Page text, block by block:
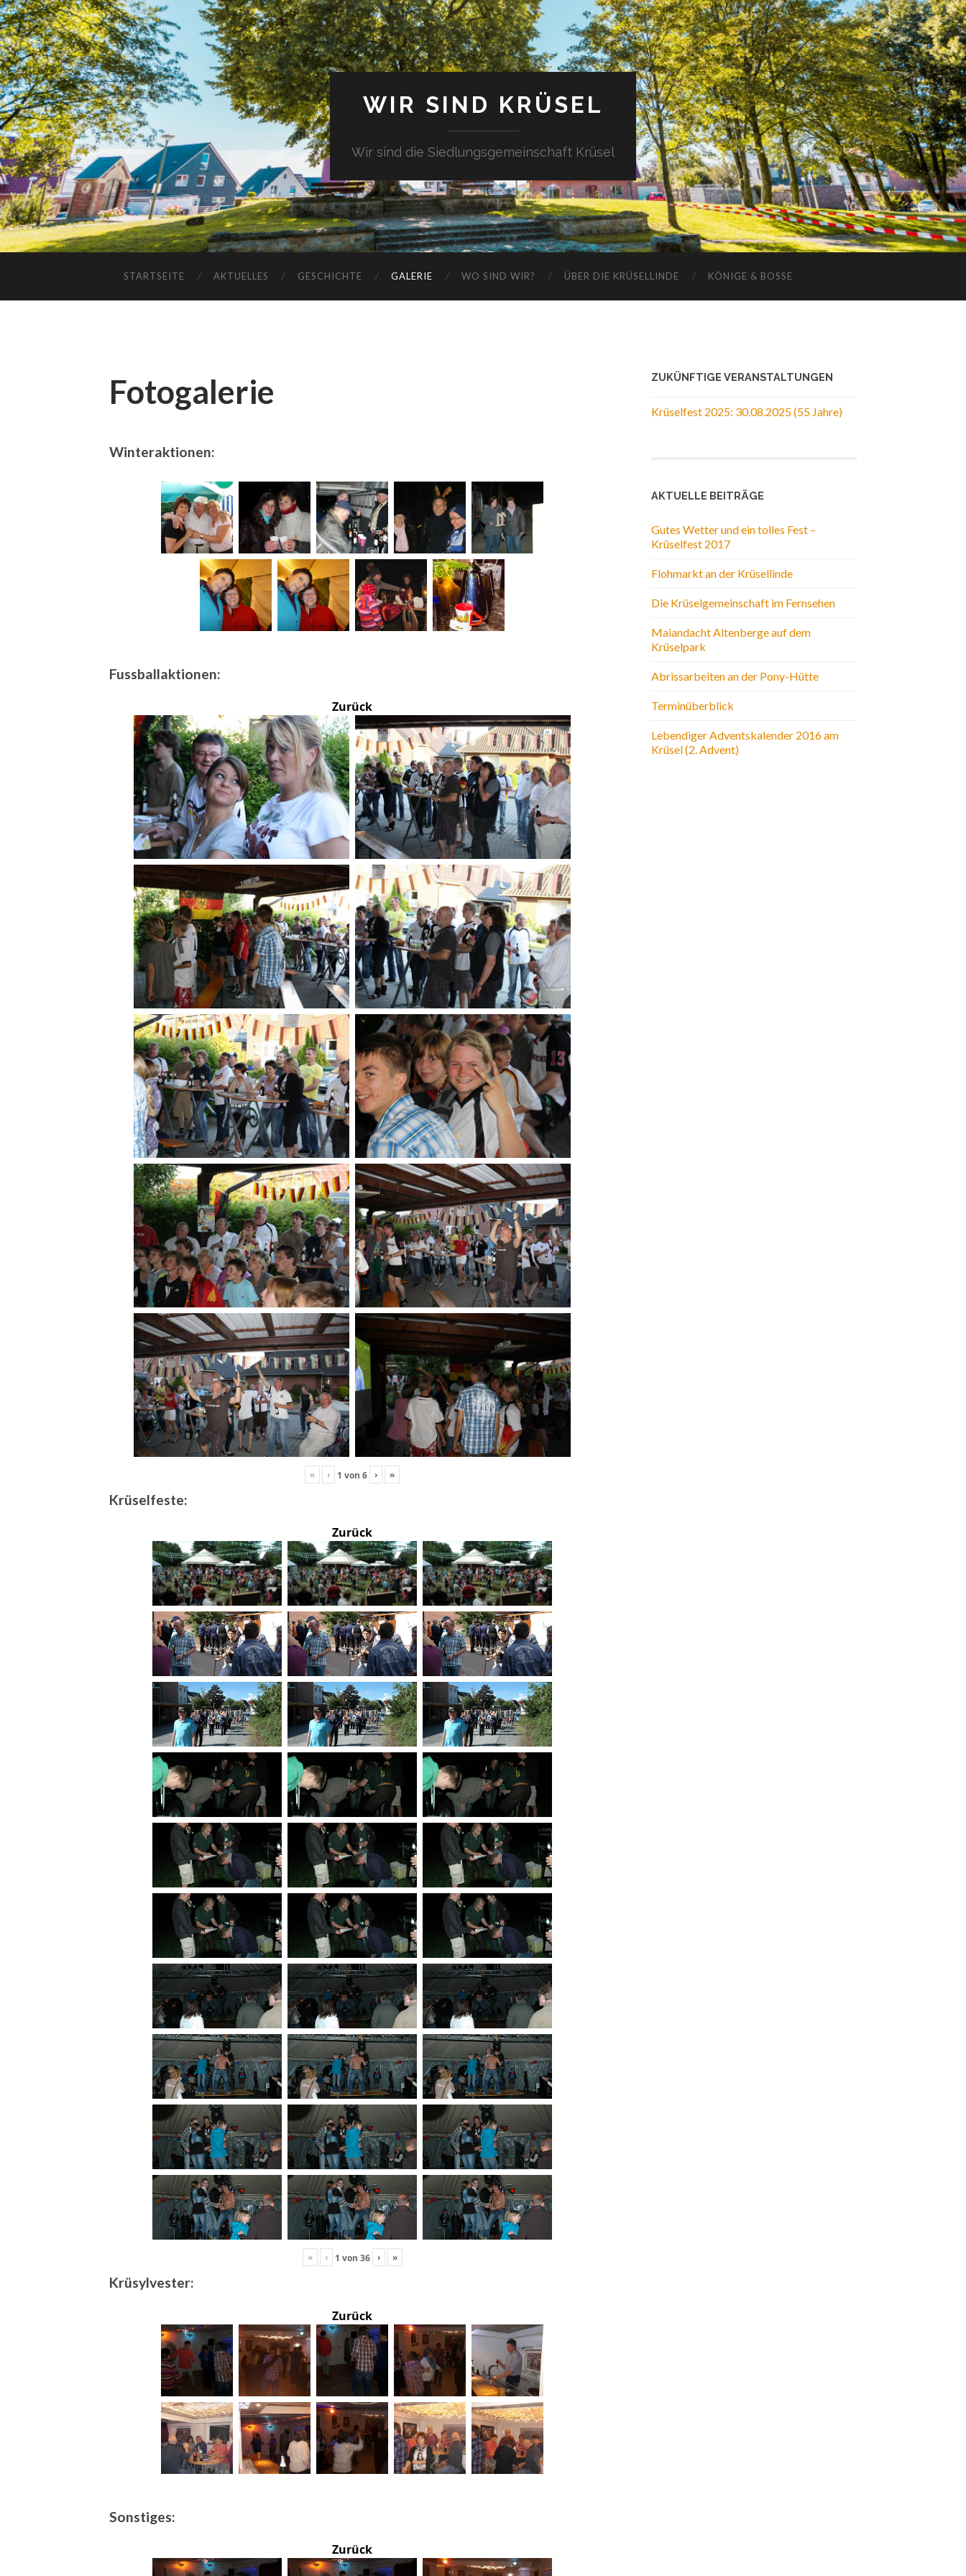
WIR SIND KRÜSEL
Wir sind die Siedlungsgemeinschaft Krüsel
STARTSEITE AKTUELLES GESCHICHTE GALERIE WO SIND WIR? ÜBER DIE KRÜSELLINDE KÖNIGE & BOSSE
Fotogalerie
Winteraktionen:
Fussballaktionen:
Zurück
« ‹ 1 von 6 › »
Krüselfeste:
Zurück
« ‹ 1 von 36 › »
Krüsylvester:
Zurück
Sonstiges:
Zurück
ZUKÜNFTIGE VERANSTALTUNGEN
Krüselfest 2025: 30.08.2025 (55 Jahre)
AKTUELLE BEITRÄGE
Gutes Wetter und ein tolles Fest –
Krüselfest 2017
Flohmarkt an der Krüsellinde
Die Krüselgemeinschaft im Fernsehen
Maiandacht Altenberge auf dem
Krüselpark
Abrissarbeiten an der Pony-Hütte
Terminüberblick
Lebendiger Adventskalender 2016 am
Krüsel (2. Advent)